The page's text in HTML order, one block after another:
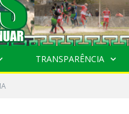
TRANSPARÊNCIA